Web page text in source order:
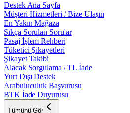
Destek Ana Sayfa
Müşteri Hizmetleri / Bize Ulaşın
En Yakın Mağaza
Sıkça Sorulan Sorular
Pasaj İşlem Rehberi
Tüketici Şikayetleri
Şikayet Takibi
Alacak Sorgulama / TL İade
Yurt Dışı Destek
Arabuluculuk Başvurusu
BTK İade Duyurusu
Tümünü Gör